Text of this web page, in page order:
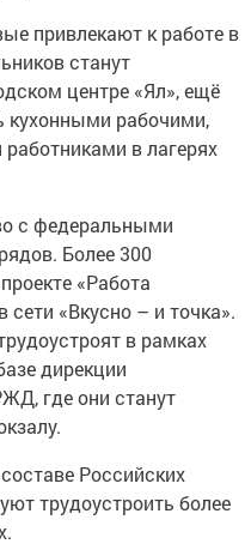
привлекают к работе в
станут
центре «Ял», ещё
кухонными рабочими,
в лагерях
с федеральными
Более 300
«Работа
сети «Вкусно – и точка».
в рамках
дирекции
где они станут
Российских
трудоустроить более